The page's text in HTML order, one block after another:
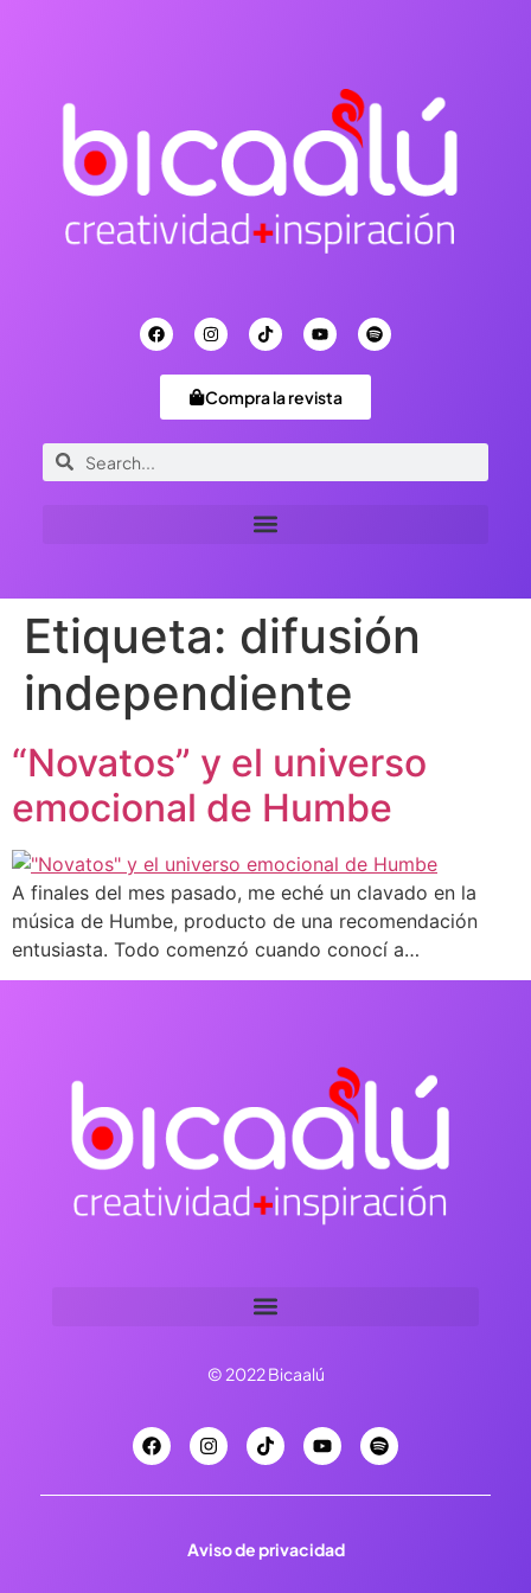
Compra la revista
Etiqueta: difusión
independiente
“Novatos” y el universo
emocional de Humbe
A finales del mes pasado, me eché un clavado en la
música de Humbe, producto de una recomendación
entusiasta. Todo comenzó cuando conocí a…
© 2022 Bicaalú
Aviso de privacidad